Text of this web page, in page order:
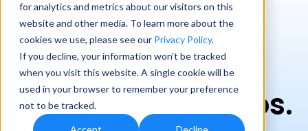
for analytics and metrics about our visitors on this
website and other media. To learn more about the
cookies we use, please see our Privacy Policy.
If you decline, your information won’t be tracked
when you visit this website. A single cookie will be
used in your browser to remember your preference
not to be tracked.
Simplifica la
gestión de tu
equipo con Kronos.